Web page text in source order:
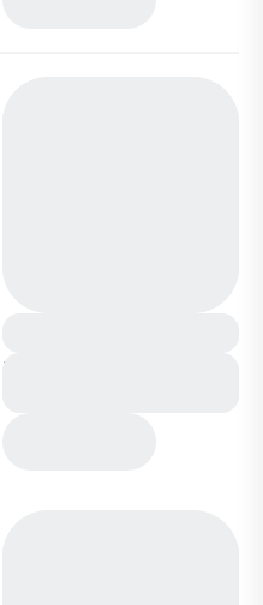
Кеды CV814-1 синие